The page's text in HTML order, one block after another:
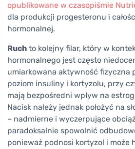
opublikowane w czasopiśmie
dla produkcji progesteronu i
hormonalnej.
Ruch to kolejny filar, który w
hormonalnego jest często
umiarkowana aktywność fizyczna
poziom insuliny i kortyzolu, przy
mają bezpośredni wpływ na
Nacisk należy jednak położyć na
– nadmierne i wyczerpujące
paradoksalnie spowolnić
ponieważ podnosi kortyzol i może